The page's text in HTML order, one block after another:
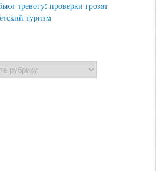
тревогу: проверки грозят
туризм